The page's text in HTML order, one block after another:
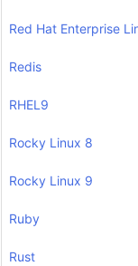
Red Hat Enterprise
Redis
RHEL9
Rocky Linux 8
Rocky Linux 9
Ruby
Rust